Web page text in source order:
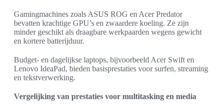
Gamingmachines zoals ASUS ROG en Acer Predator
bevatten krachtige GPU’s en zwaardere koeling. Ze zijn
minder geschikt als draagbare werkpaarden wegens gewicht
en kortere batterijduur.
Budget- en dagelijkse laptops, bijvoorbeeld Acer Swift en
Lenovo IdeaPad, bieden basisprestaties voor surfen, streaming
en tekstverwerking.
Vergelijking van prestaties voor multitasking en media